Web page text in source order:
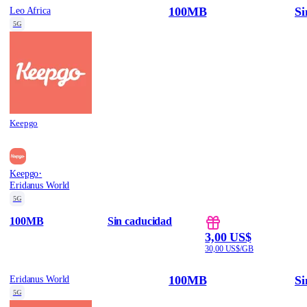
Leo Africa
5G
Keepgo
100MB
Keepgo·
Eridanus World
5G
100MB Sin caducidad
3,00 US$
30,00 US$/GB
Eridanus World
5G
100MB